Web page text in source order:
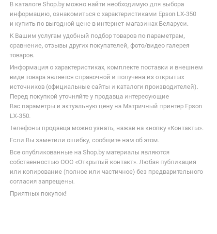
В каталоге Shop.by можно найти необходимую для выбора
информацию, ознакомиться с характеристиками Epson LX-350
и купить по выгодной цене в интернет-магазинах Беларуси.
К Вашим услугам удобный подбор товаров по параметрам,
сравнение, отзывы других покупателей, фото/видео галерея
товаров.
Информация о характеристиках, комплекте поставки и внешнем
виде товара является справочной и получена из открытых
источников (официальные сайты и каталоги производителей).
Перед покупкой уточняйте у продавца интересующие
Вас параметры и актуальную цену на Матричный принтер Epson
LX-350.
Телефоны продавца можно узнать, нажав на кнопку «Контакты».
Если Вы заметили ошибку, сообщите нам об этом.
Все опубликованные на Shop.by материалы являются
собственностью ООО «Открытый контакт». Любая публикация
или копирование (полное или частичное) без предварительного
согласия запрещены.
Приятных покупок!